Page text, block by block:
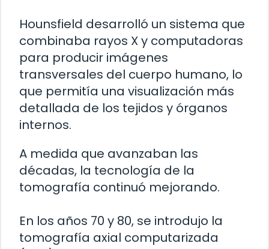
Hounsfield desarrolló un sistema que
combinaba rayos X y computadoras
para producir imágenes
transversales del cuerpo humano, lo
que permitía una visualización más
detallada de los tejidos y órganos
internos.
A medida que avanzaban las
décadas, la tecnología de la
tomografía continuó mejorando.
En los años 70 y 80, se introdujo la
tomografía axial computarizada